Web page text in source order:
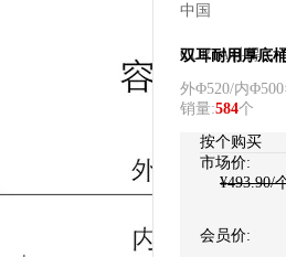
中国
CURTA科得
双耳耐用厚底
外Φ520/内
销量:584个
按个购买
市场价:
¥493.90/
会员价: